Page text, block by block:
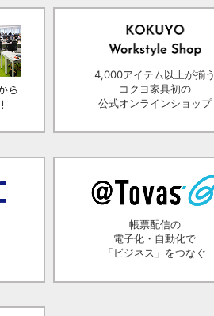
4,000アイテム以上が揃う
コクヨ家具初の
公式オンラインショップ
帳票配信の
電子化・自動化で
「ビジネス」をつなぐ